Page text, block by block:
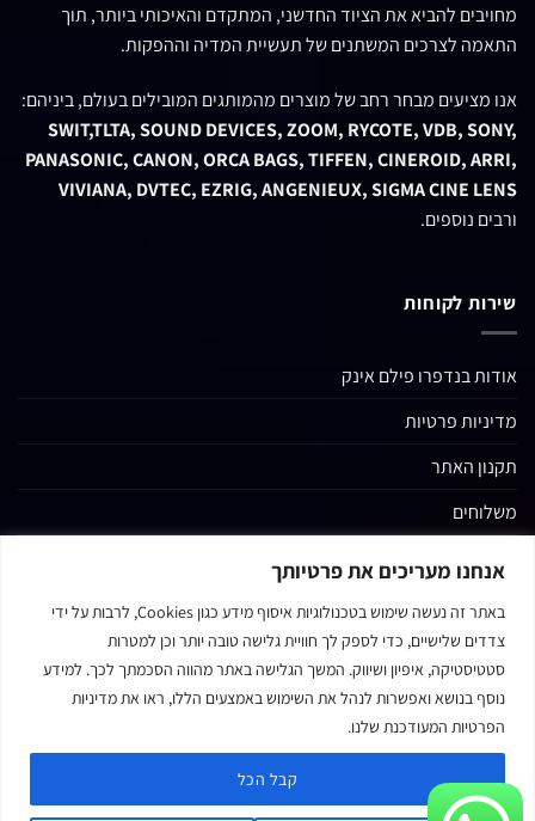
אנחנו מעריכים את פרטיותך
באתר זה נעשה שימוש בטכנולוגיות איסוף מידע כגון Cookies, לרבות על ידי
צדדים שלישיים, כדי לספק לך חוויית גלישה טובה יותר וכן למטרות
סטטיסטיקה, איפיון ושיווק. המשך הגלישה באתר מהווה הסכמתך לכך. למידע
נוסף בנושא ואפשרות לנהל את השימוש באמצעים הללו, ראו את מדיניות
הפרטיות המעודכנת שלנו.
קבל הכל
מחויבים להביא את הציוד החדשני, המתקדם והאיכותי ביותר, תוך
התאמה לצרכים המשתנים של תעשיית המדיה וההפקות.
אנו מציעים מבחר רחב של מוצרים מהמותגים המובילים בעולם, ביניהם:
SWIT,TLTA, SOUND DEVICES, ZOOM, RYCOTE, VDB, SONY,
PANASONIC, CANON, ORCA BAGS, TIFFEN, CINEROID, ARRI,
VIVIANA, DVTEC, EZRIG, ANGENIEUX, SIGMA CINE LENS
ורבים נוספים.
שירות לקוחות
אודות בנדפרו פילם אינק
מדיניות פרטיות
תקנון האתר
משלוחים
קטגוריות נוספות
צור קשר
נגישות אתר האינטרנט
Visa